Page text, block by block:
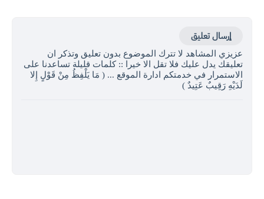
إرسال تعليق
عزيزي المشاهد لا تترك الموضوع بدون تعليق وتذكر ان
تعليقك يدل عليك فلا تقل الا خيرا :: كلمات قليلة تساعدنا على
الاستمرار في خدمتكم ادارة الموقع ... ( مَا يَلْفِظُ مِنْ قَوْلٍ إِلا
لَدَيْهِ رَقِيبٌ عَتِيدٌ )